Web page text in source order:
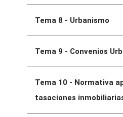
Tema 8 - Urbanismo
Tema 9 - Convenios
Tema 10 - Normativa
tasaciones